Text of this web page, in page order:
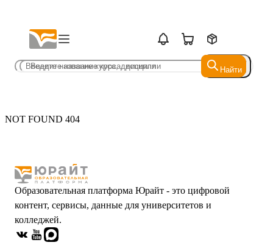
Найти
Найти
NOT FOUND 404
Образовательная платформа Юрайт - это цифровой
контент, сервисы, данные для университетов и
колледжей.